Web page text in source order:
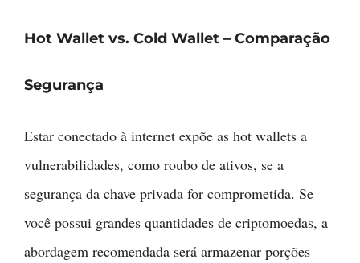
Hot Wallet vs. Cold Wallet – Comparação
Segurança
Estar conectado à internet expõe as hot wallets a
vulnerabilidades, como roubo de ativos, se a
segurança da chave privada for comprometida. Se
você possui grandes quantidades de criptomoedas, a
abordagem recomendada será armazenar porções